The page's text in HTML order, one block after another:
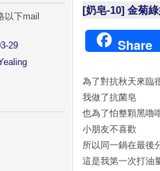
[奶皂-10] 金菊
Share
為了對抗秋天來臨
我做了抗菌皂
也為了怕整顆黑嚕
小朋友不喜歡
所以同一鍋在最後
這是我第一次打油
以下mail